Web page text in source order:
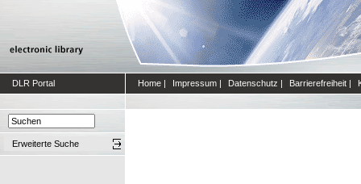
DLR Portal Home | Impressum | Datenschutz | Barrierefreiheit |
Erweiterte Suche